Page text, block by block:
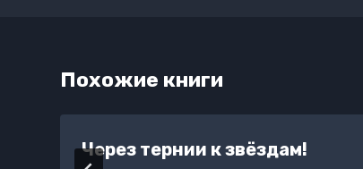
Похожие книги
Через тернии к звёздам!